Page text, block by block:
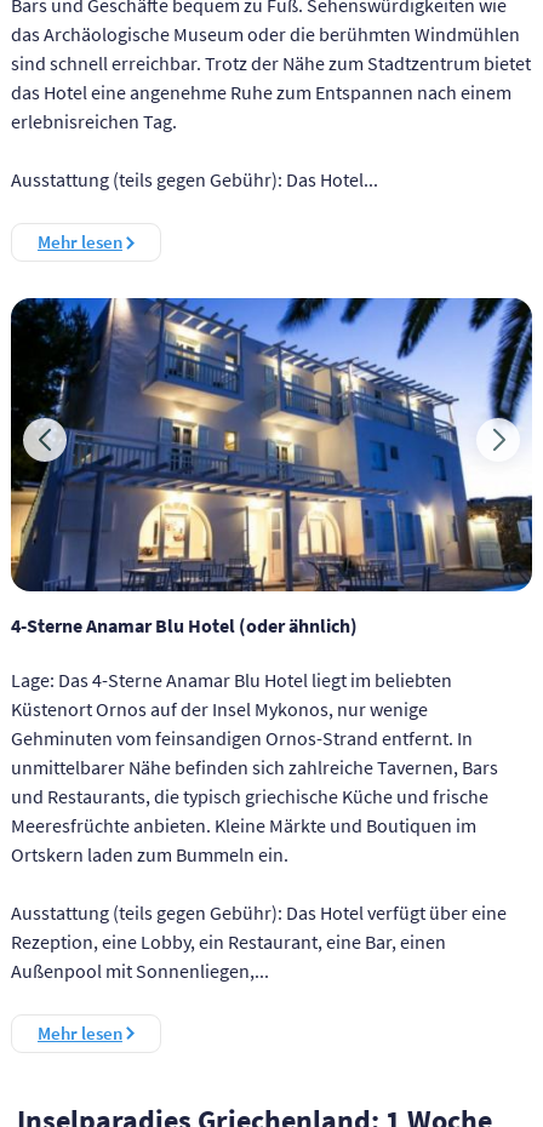
Bars und Geschäfte bequem zu Fuß. Sehenswürdigkeiten wie
das Archäologische Museum oder die berühmten Windmühlen
sind schnell erreichbar. Trotz der Nähe zum Stadtzentrum bietet
das Hotel eine angenehme Ruhe zum Entspannen nach einem
erlebnisreichen Tag.
Ausstattung (teils gegen Gebühr): Das Hotel...
Mehr lesen
4-Sterne Anamar Blu Hotel (oder ähnlich)
Lage: Das 4-Sterne Anamar Blu Hotel liegt im beliebten
Küstenort Ornos auf der Insel Mykonos, nur wenige
Gehminuten vom feinsandigen Ornos-Strand entfernt. In
unmittelbarer Nähe befinden sich zahlreiche Tavernen, Bars
und Restaurants, die typisch griechische Küche und frische
Meeresfrüchte anbieten. Kleine Märkte und Boutiquen im
Ortskern laden zum Bummeln ein.
Ausstattung (teils gegen Gebühr): Das Hotel verfügt über eine
Rezeption, eine Lobby, ein Restaurant, eine Bar, einen
Außenpool mit Sonnenliegen,...
Mehr lesen